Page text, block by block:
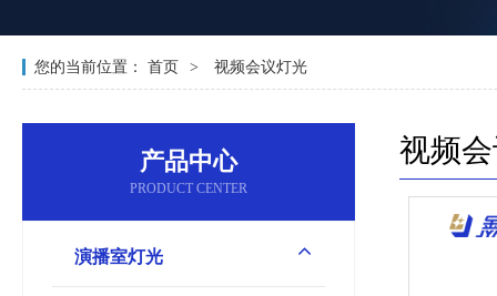
您的当前位置： 首页 视频会议灯光
产品中心
PRODUCT CENTER
演播室灯光
视频